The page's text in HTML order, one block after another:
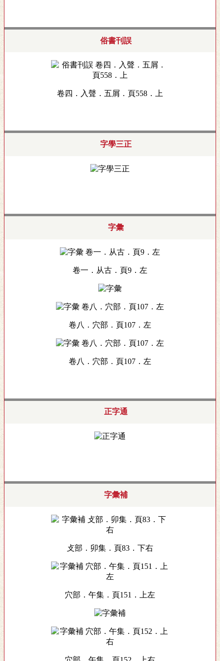
俗書刊誤
卷四．入聲．五屑．頁558．上
字學三正
字彙
卷一．从古．頁9．左
卷八．穴部．頁107．左
卷八．穴部．頁107．左
正字通
字彙補
攴部．卯集．頁83．下右
穴部．午集．頁151．上左